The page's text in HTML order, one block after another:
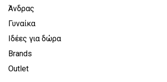
Άνδρας
Γυναίκα
Ιδέες για δώρα
Brands
Outlet